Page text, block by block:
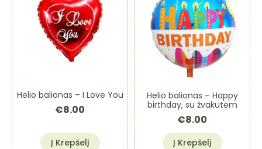
Helio balionas – I Love You
€8.00
Į Krepšelį
Helio balionas – Happy
birthday, su žvakutėm
€8.00
Į Krepšelį